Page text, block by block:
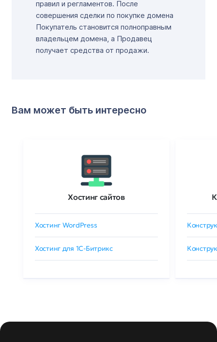
правил и регламентов. После
совершения сделки по покупке домена
Покупатель становится полноправным
владельцем домена, а Продавец
получает средства от продажи.
Вам может быть интересно
Хостинг сайтов
Хостинг WordPress
Хостинг для 1C-Битрикс